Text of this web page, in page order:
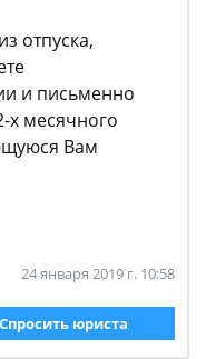
отпуска,
и письменно
х месячного
Вам
24 января 2019 г. 10:58
Спросить юриста